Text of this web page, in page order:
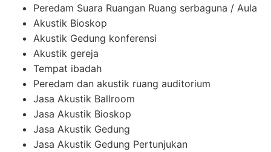
Peredam Suara Ruangan Ruang serbaguna / Aula
Akustik Bioskop
Akustik Gedung konferensi
Akustik gereja
Tempat ibadah
Peredam dan akustik ruang auditorium
Jasa Akustik Ballroom
Jasa Akustik Bioskop
Jasa Akustik Gedung
Jasa Akustik Gedung Pertunjukan